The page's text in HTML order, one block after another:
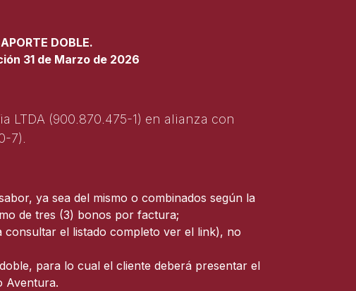
DOBLE.
31 de Marzo de 2026
LTDA (900.870.475-1) en alianza con
7).
ya sea del mismo o combinados según la
de tres (3) bonos por factura;
consultar el listado completo ver el link), no
para lo cual el cliente deberá presentar el
Aventura.